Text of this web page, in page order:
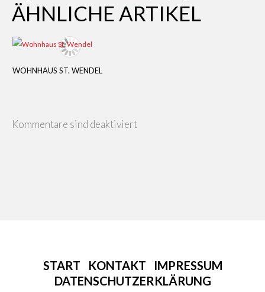
ÄHNLICHE ARTIKEL
WOHNHAUS ST. WENDEL
Kommentare sind deaktiviert
START KONTAKT
IMPRESSUM
DATENSCHUTZERKLÄRUNG